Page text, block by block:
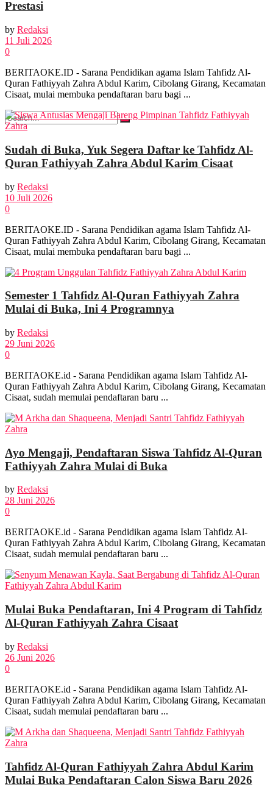
FOTO
VIDEO
No Result
View All Result
Prestasi
by Redaksi
11 Juli 2026
0
BERITAOKE.ID - Sarana Pendidikan agama Islam Tahfidz Al-
Quran Fathiyyah Zahra Abdul Karim, Cibolang Girang, Kecamatan
Cisaat, mulai membuka pendaftaran baru bagi ...
Sudah di Buka, Yuk Segera Daftar ke Tahfidz Al-
Quran Fathiyyah Zahra Abdul Karim Cisaat
by Redaksi
10 Juli 2026
0
BERITAOKE.ID - Sarana Pendidikan agama Islam Tahfidz Al-
Quran Fathiyyah Zahra Abdul Karim, Cibolang Girang, Kecamatan
Cisaat, mulai membuka pendaftaran baru bagi ...
Semester 1 Tahfidz Al-Quran Fathiyyah Zahra
Mulai di Buka, Ini 4 Programnya
by Redaksi
29 Juni 2026
0
BERITAOKE.id - Sarana Pendidikan agama Islam Tahfidz Al-
Quran Fathiyyah Zahra Abdul Karim, Cibolang Girang, Kecamatan
Cisaat, sudah memulai pendaftaran baru ...
Ayo Mengaji, Pendaftaran Siswa Tahfidz Al-Quran
Fathiyyah Zahra Mulai di Buka
by Redaksi
28 Juni 2026
0
BERITAOKE.id - Sarana Pendidikan agama Islam Tahfidz Al-
Quran Fathiyyah Zahra Abdul Karim, Cibolang Girang, Kecamatan
Cisaat, sudah memulai pendaftaran baru ...
Mulai Buka Pendaftaran, Ini 4 Program di Tahfidz
Al-Quran Fathiyyah Zahra Cisaat
by Redaksi
26 Juni 2026
0
BERITAOKE.id - Sarana Pendidikan agama Islam Tahfidz Al-
Quran Fathiyyah Zahra Abdul Karim, Cibolang Girang, Kecamatan
Cisaat, sudah memulai pendaftaran baru ...
Tahfidz Al-Quran Fathiyyah Zahra Abdul Karim
Mulai Buka Pendaftaran Calon Siswa Baru 2026